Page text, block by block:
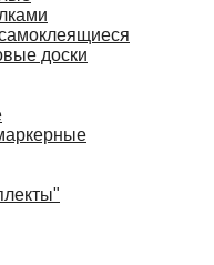
доски